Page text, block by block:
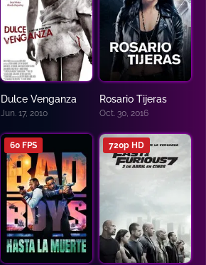
6.2
Dulce Venganza
Jun. 17, 2010
7.569
Rosario Tijeras
Oct. 30, 2016
60 FPS 720p HD